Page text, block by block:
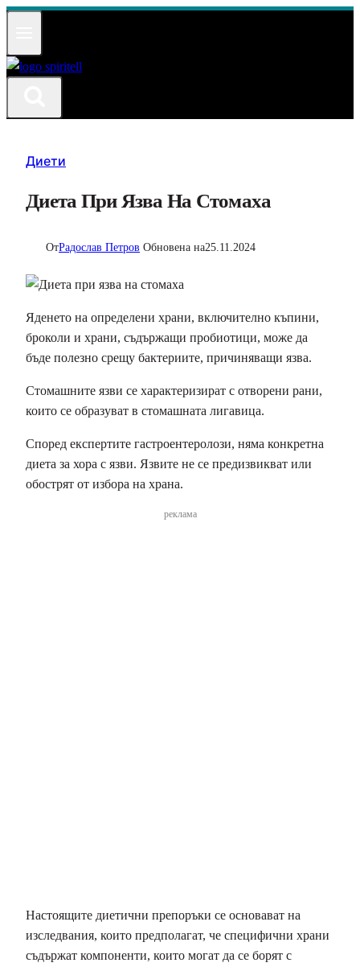
Към
Диети
Диета При Язва На Стомаха
ОтРадослав Петров Обновена на25.11.2024
Яденето на определени храни, включително къпини,
броколи и храни, съдържащи пробиотици, може да
бъде полезно срещу бактериите, причиняващи язва.
Стомашните язви се характеризират с отворени рани,
които се образуват в стомашната лигавица.
Според експертите гастроентеролози, няма конкретна
диета за хора с язви. Язвите не се предизвикват или
обострят от избора на храна.
реклама
Настоящите диетични препоръки се основават на
изследвания, които предполагат, че специфични храни
съдържат компоненти, които могат да се борят с